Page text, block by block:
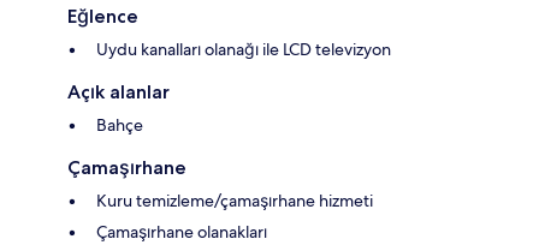
Eğlence
Uydu kanalları olanağı ile LCD televizyon
Açık alanlar
Bahçe
Çamaşırhane
Kuru temizleme/çamaşırhane hizmeti
Çamaşırhane olanakları